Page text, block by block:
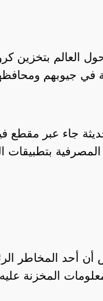
العالم بتخزين
جاء عبر
بتطبيقات
أحد المخاطر
المخزنة